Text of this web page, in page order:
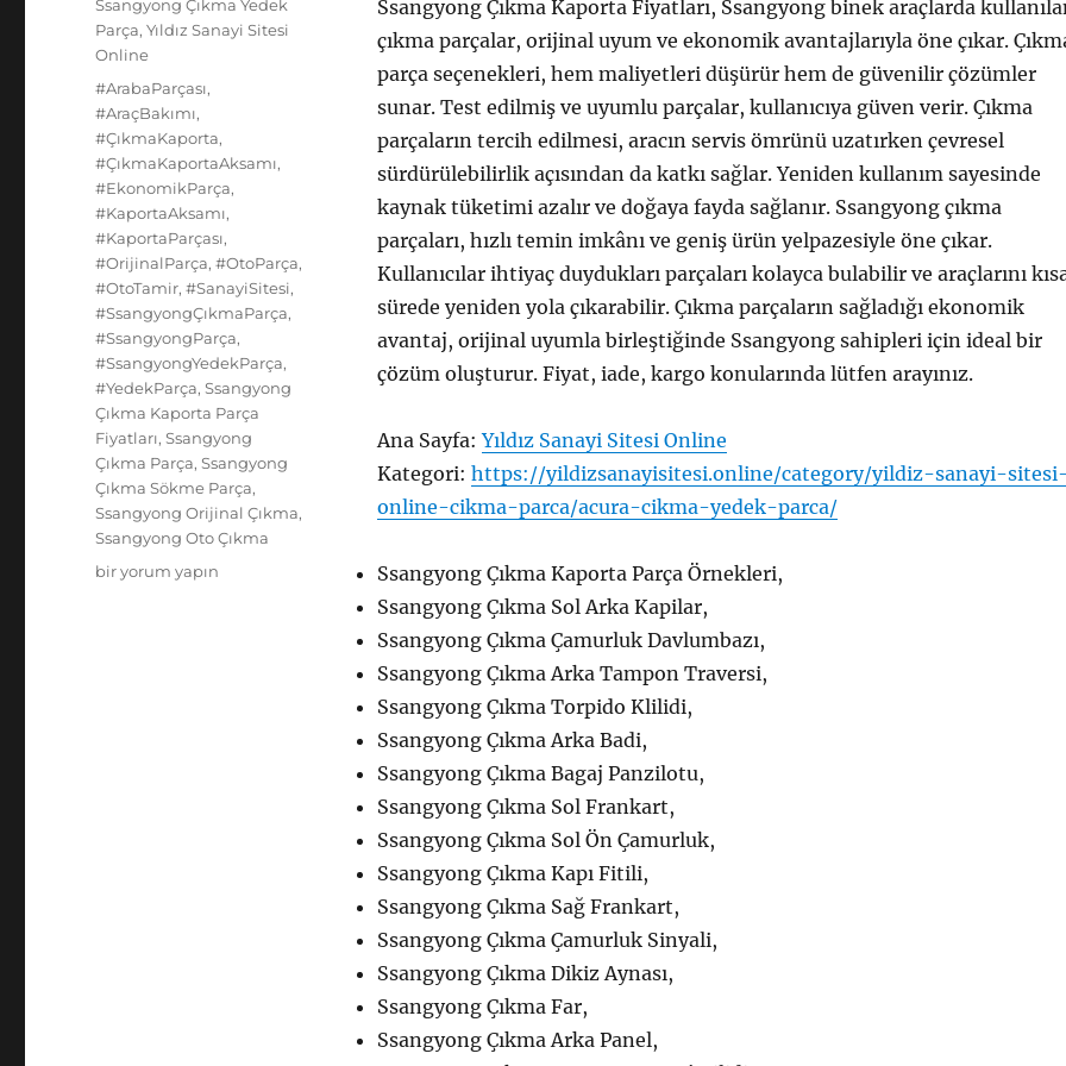
Ssangyong Çıkma Kaporta Fiyatları, Ssangyong binek araçlarda
çıkma parçalar, orijinal uyum ve ekonomik avantajlarıyla öne çıkar.
parça seçenekleri, hem maliyetleri düşürür hem de güvenilir çözümler
sunar. Test edilmiş ve uyumlu parçalar, kullanıcıya güven verir. Çıkma
parçaların tercih edilmesi, aracın servis ömrünü uzatırken çevresel
sürdürülebilirlik açısından da katkı sağlar. Yeniden kullanım sayesinde
kaynak tüketimi azalır ve doğaya fayda sağlanır. Ssangyong çıkma
parçaları, hızlı temin imkânı ve geniş ürün yelpazesiyle öne çıkar.
Kullanıcılar ihtiyaç duydukları parçaları kolayca bulabilir ve araçlarını
sürede yeniden yola çıkarabilir. Çıkma parçaların sağladığı ekonomik
avantaj, orijinal uyumla birleştiğinde Ssangyong sahipleri için ideal bir
çözüm oluşturur. Fiyat, iade, kargo konularında lütfen arayınız.
Ana Sayfa:Yıldız Sanayi Sitesi Online
Kategori: https://yildizsanayisitesi.online/category/yildiz-sanayi-
online-cikma-parca/acura-cikma-yedek-parca/
Ssangyong Çıkma Kaporta Parça Örnekleri,
Ssangyong Çıkma Sol Arka Kapilar,
Ssangyong Çıkma Çamurluk Davlumbazı,
Ssangyong Çıkma Arka Tampon Traversi,
Ssangyong Çıkma Torpido Klilidi,
Ssangyong Çıkma Arka Badi,
Ssangyong Çıkma Bagaj Panzilotu,
Ssangyong Çıkma Sol Frankart,
Ssangyong Çıkma Sol Ön Çamurluk,
Ssangyong Çıkma Kapı Fitili,
Ssangyong Çıkma Sağ Frankart,
Ssangyong Çıkma Çamurluk Sinyali,
Ssangyong Çıkma Dikiz Aynası,
Ssangyong Çıkma Far,
Ssangyong Çıkma Arka Panel,
Ssangyong Çıkma Yedek
Parça,Yıldız Sanayi Sitesi
Online
Etiketler
#ArabaParçası,
#AraçBakımı,
#ÇıkmaKaporta,
#ÇıkmaKaportaAksamı,
#EkonomikParça,
#KaportaAksamı,
#KaportaParçası,
#OrijinalParça,#OtoParça,
#OtoTamir,#SanayiSitesi,
#SsangyongÇıkmaParça,
#SsangyongParça,
#SsangyongYedekParça,
#YedekParça,Ssangyong
Çıkma Kaporta Parça
Fiyatları,Ssangyong
Çıkma Parça,Ssangyong
Çıkma Sökme Parça,
Ssangyong Orijinal Çıkma,
Ssangyong Oto Çıkma
Ssangyong
bir yorum yapın